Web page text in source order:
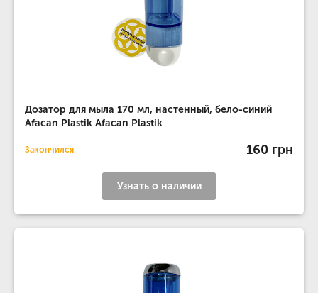
Дозатор для мыла 170 мл, настенный, бело-синий
Afacan Plastik Afacan Plastik
Закончился 160 грн
Узнать о наличии